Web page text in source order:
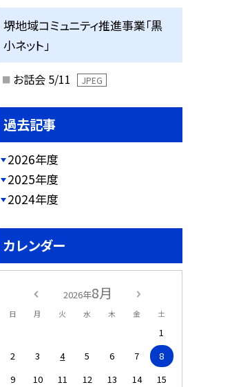
堺地域コミュニティ推進事業「黒
小ネット」
お話会 5/11 JPEG
過去記事
2026年度
2025年度
2024年度
カレンダー
2026年8月
日 月 火 水 木 金 土
1
2
3 4 5 6 7
8
9
10 11 12 13 14
15